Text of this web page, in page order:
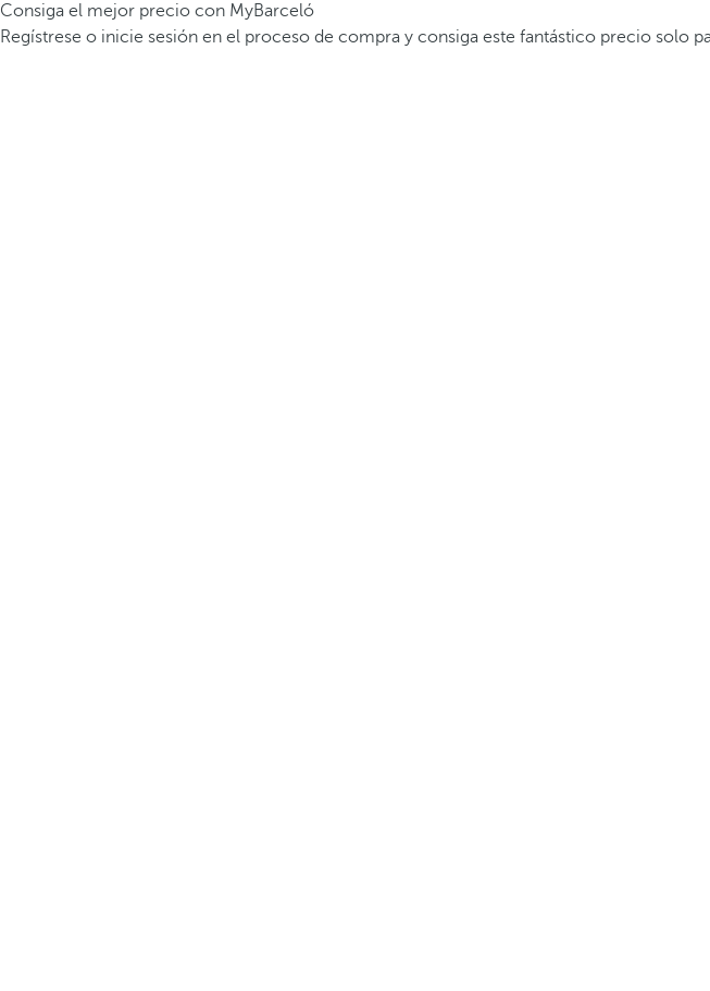
Consiga el mejor precio con MyBarceló
Regístrese o inicie sesión en el proceso de compra y consiga este fantástico precio solo